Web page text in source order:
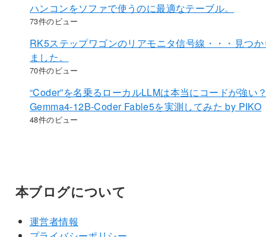
ハンコンをソファで使うのに最適なテーブル。
73件のビュー
RK5ステップワゴンのリアモニタ信号線・・・見つか
ました。
70件のビュー
“Coder”を名乗るローカルLLMは本当にコードが強い
Gemma4-12B-Coder Fable5を実測してみた by PIKO
48件のビュー
本ブログについて
運営者情報